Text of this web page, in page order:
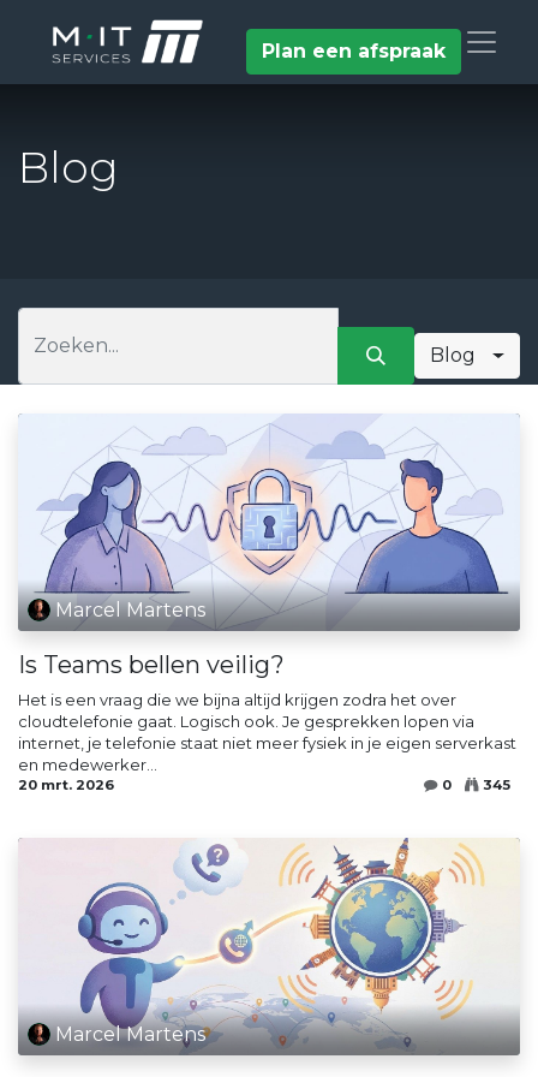
Plan een afspraak
Blog
Blog
Marcel Martens
Is Teams bellen veilig?
Het is een vraag die we bijna altijd krijgen zodra het over
cloudtelefonie gaat. Logisch ook. Je gesprekken lopen via
internet, je telefonie staat niet meer fysiek in je eigen serverkast
en medewerker...
20 mrt. 2026 0 345
Marcel Martens